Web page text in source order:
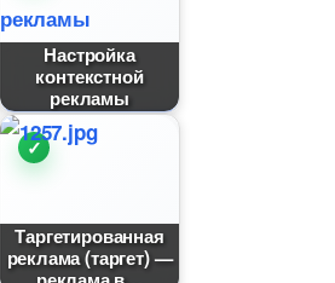
Настройка
контекстной
рекламы
Таргетированная
реклама (таргет) —